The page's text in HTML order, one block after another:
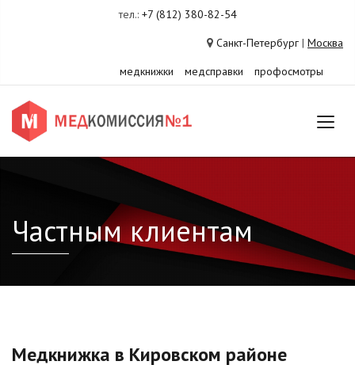
тел.: +7 (812) 380-82-54
Санкт-Петербург | Москва
медкнижки
медсправки профосмотры
Частным клиентам
Медкнижка в Кировском районе